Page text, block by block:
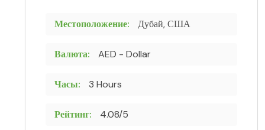
Местоположение: Дубай, США
Валюта: AED - Dollar
Часы: 3 Hours
Рейтинг: 4.08/5